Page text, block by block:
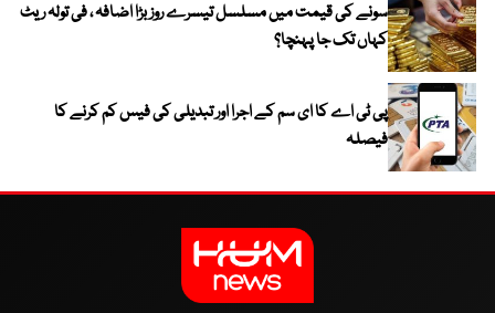
سونے کی قیمت میں مسلسل تیسرے روز بڑا اضافہ ، فی تولہ ریٹ
کہاں تک جا پہنچا؟
پی ٹی اے کا ای سم کے اجرا اور تبدیلی کی فیس کم کرنے کا
فیصلہ